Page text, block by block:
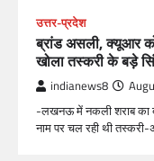
उत्तर-प्रदेश
ब्रांड असली, क्यूआर
खोला तस्करी के बड़े
indianews8
-लखनऊ में नकली शराब का
नाम पर चल रही थी